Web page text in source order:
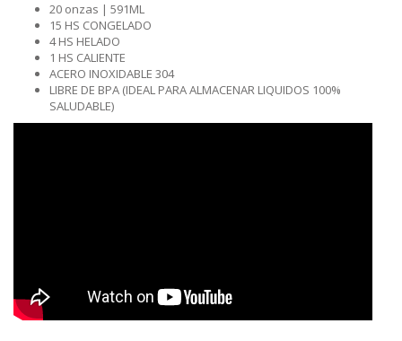
20 onzas | 591ML
15 HS CONGELADO
4 HS HELADO
1 HS CALIENTE
ACERO INOXIDABLE 304
LIBRE DE BPA (IDEAL PARA ALMACENAR LIQUIDOS 100%
SALUDABLE)